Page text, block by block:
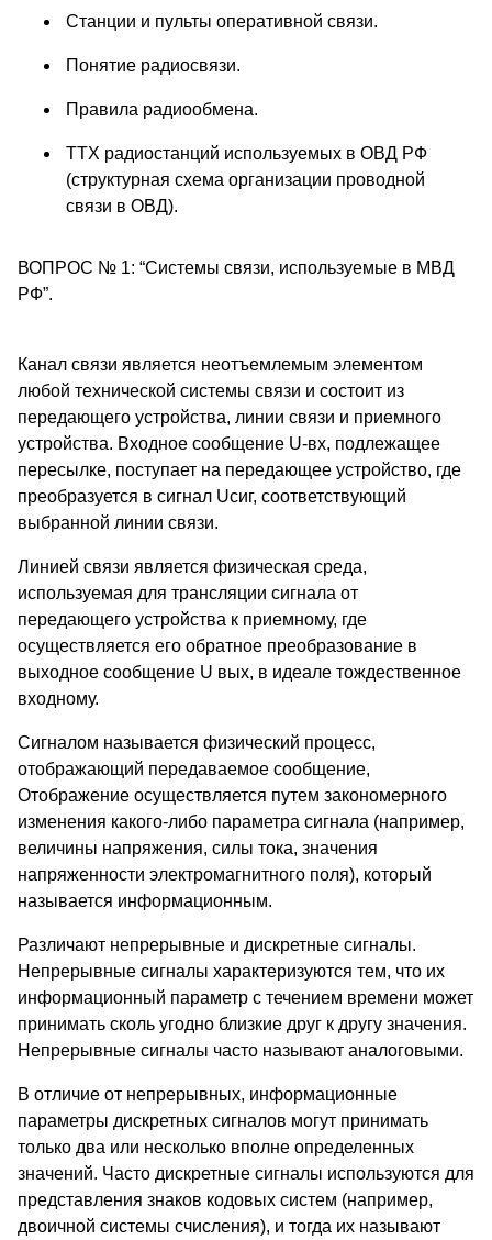
Станции и пульты оперативной связи.
Понятие радиосвязи.
Правила радиообмена.
ТТХ радиостанций используемых в ОВД РФ
(структурная схема организации проводной
связи в ОВД).
ВОПРОС № 1: “Системы связи, используемые в МВД
РФ”.
Канал связи является неотъемлемым элементом
любой технической системы связи и состоит из
передающего устройства, линии связи и приемного
устройства. Входное сообщение U-вx, подлежащее
пересылке, поступает на передающее устройство, где
преобразуется в сигнал Uсиг, соответствующий
выбранной линии связи.
Линией связи является физическая среда,
используемая для трансляции сигнала от
передающего устройства к приемному, где
осуществляется его обратное преобразование в
выходное сообщение U вых, в идеале тождественное
входному.
Сигналом называется физический процесс,
отображающий передаваемое сообщение,
Отображение осуществляется путем закономерного
изменения какого-либо параметра сигнала (например,
величины напряжения, силы тока, значения
напряженности электромагнитного поля), который
называется информационным.
Различают непрерывные и дискретные сигналы.
Непрерывные сигналы характеризуются тем, что их
информационный параметр с течением времени может
принимать сколь угодно близкие друг к другу значения.
Непрерывные сигналы часто называют аналоговыми.
В отличие от непрерывных, информационные
параметры дискретных сигналов могут принимать
только два или несколько вполне определенных
значений. Часто дискретные сигналы используются для
представления знаков кодовых систем (например,
двоичной системы счисления), и тогда их называют